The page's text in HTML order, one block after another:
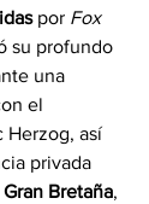
por Fox
su profundo
una
el
Herzog, así
privada
Gran Bretaña,